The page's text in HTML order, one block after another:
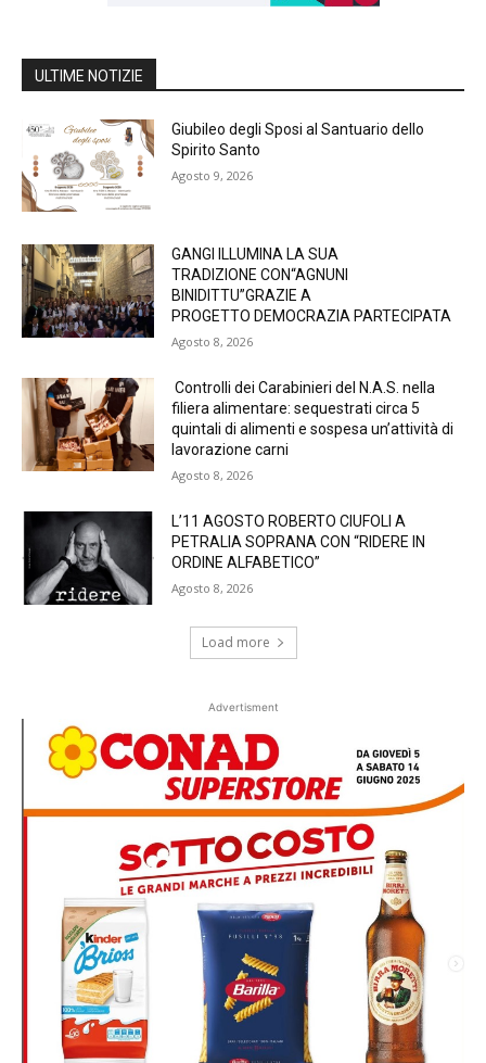
ULTIME NOTIZIE
Giubileo degli Sposi al Santuario dello
Spirito Santo
Agosto 9, 2026
GANGI ILLUMINA LA SUA
TRADIZIONE CON“AGNUNI
BINIDITTU”GRAZIE A
PROGETTO DEMOCRAZIA PARTECIPATA
Agosto 8, 2026
Controlli dei Carabinieri del N.A.S. nella
filiera alimentare: sequestrati circa 5
quintali di alimenti e sospesa un’attività di
lavorazione carni
Agosto 8, 2026
L’11 AGOSTO ROBERTO CIUFOLI A
PETRALIA SOPRANA CON “RIDERE IN
ORDINE ALFABETICO”
Agosto 8, 2026
Load more
Advertisment